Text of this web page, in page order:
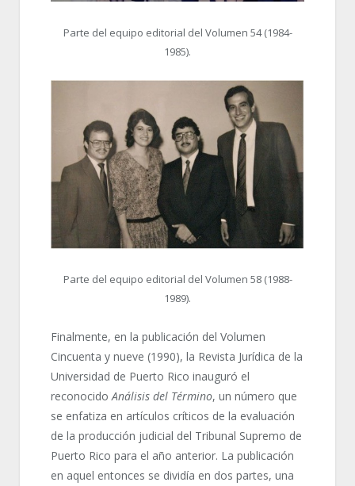
Parte del equipo editorial del Volumen 54 (1984-
1985).
Parte del equipo editorial del Volumen 58 (1988-
1989).
Finalmente, en la publicación del Volumen
Cincuenta y nueve (1990), la Revista Jurídica de la
Universidad de Puerto Rico inauguró el
reconocidoAnálisis del Término, un número que
se enfatiza en artículos críticos de la evaluación
de la producción judicial del Tribunal Supremo de
Puerto Rico para el año anterior. La publicación
en aquel entonces se dividía en dos partes, una